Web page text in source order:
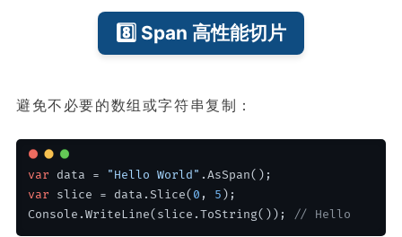
8️⃣ Span 高性能切片
避免不必要的数组或字符串复制：
var data = "Hello World" .AsSpan();
var slice = data.Slice( 0 , 5 );
Console.WriteLine(slice.ToString());
// Hello